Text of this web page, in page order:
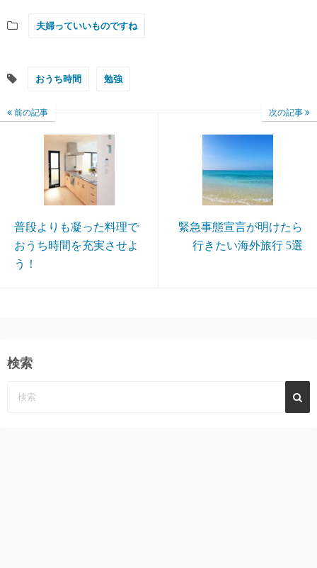
夫婦っていいものですね
おうち時間 勉強
前の記事
普段よりも凝った料理で
おうち時間を充実させよ
う！
次の記事
緊急事態宣言が明けたら
行きたい海外旅行 5選
検索